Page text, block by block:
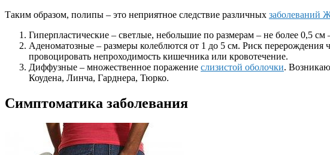
Таким образом, полипы – это неприятное следствие различных заболеваний
Гиперпластические – светлые, небольшие по размерам – не более 0,5
Аденоматозные – размеры колеблются от 1 до 5 см. Риск
провоцировать непроходимость кишечника или кровотечение.
Диффузные – множественное поражение слизистой оболочки.
Коудена, Линча, Гарднера, Тюрко.
Симптоматика заболевания